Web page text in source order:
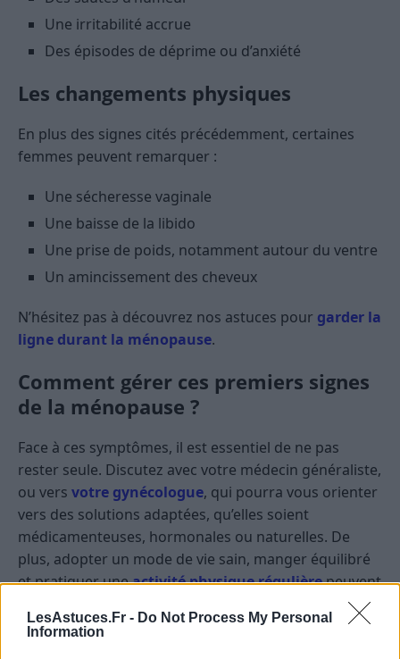
LesAstuces.Fr - Do Not Process My Personal
Information
Une irritabilité accrue
Des épisodes de déprime ou d’anxiété
Les changements physiques
En plus des signes cités précédemment, certaines
femmes peuvent remarquer :
Une sécheresse vaginale
Une baisse de la libido
Une prise de poids, notamment autour du ventre
Un amincissement des cheveux
N’hésitez pas à découvrez nos astuces pour garder la
ligne durant la ménopause.
Comment gérer ces premiers signes
de la ménopause ?
Face à ces symptômes, il est essentiel de ne pas
rester seule. Discutez avec votre médecin généraliste,
ou vers votre gynécologue, qui pourra vous orienter
vers des solutions adaptées, qu’elles soient
médicamenteuses, hormonales ou naturelles. De
plus, adopter un mode de vie sain, manger équilibré
et pratiquer uneactivité physique régulièrepeuvent